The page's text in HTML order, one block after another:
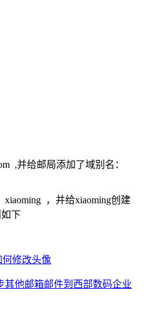
,并给邮局添加了域别名：
，并给xiaoming创建
下
修改头像
其他邮箱邮件到西部数码企业